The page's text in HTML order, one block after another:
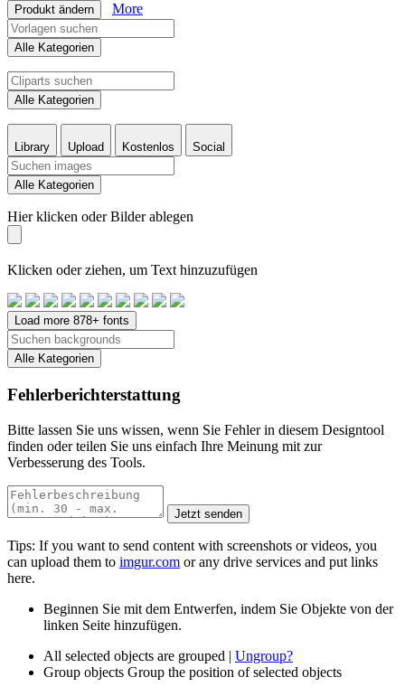
Produkt ändern More
Alle Kategorien
Alle Kategorien
Library Upload Kostenlos Social
Alle Kategorien
Hier klicken oder Bilder ablegen
Klicken oder ziehen, um Text hinzuzufügen
Load more 878+ fonts
Alle Kategorien
Fehlerberichterstattung
Bitte lassen Sie uns wissen, wenn Sie Fehler in diesem Designtool
finden oder teilen Sie uns einfach Ihre Meinung mit zur
Verbesserung des Tools.
Jetzt senden
Tips: If you want to send content with screenshots or videos, you
can upload them to imgur.com or any drive services and put links
here.
Beginnen Sie mit dem Entwerfen, indem Sie Objekte von der
linken Seite hinzufügen.
All selected objects are grouped | Ungroup?
Group objects Group the position of selected objects